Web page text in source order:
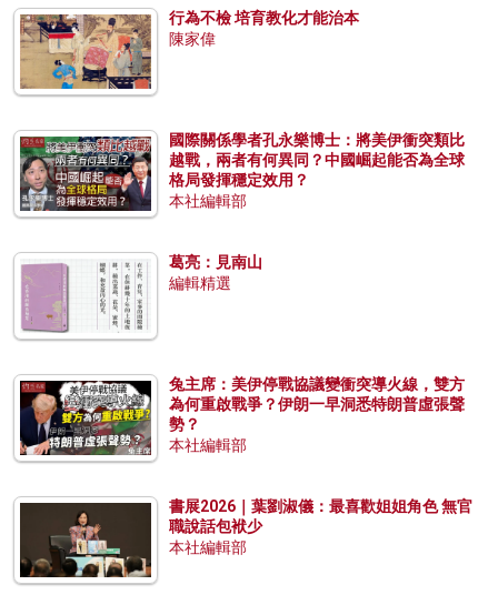
行為不檢 培育教化才能治本
陳家偉
國際關係學者孔永樂博士：將美伊衝突類比
越戰，兩者有何異同？中國崛起能否為全球
格局發揮穩定效用？
本社編輯部
葛亮：見南山
編輯精選
兔主席：美伊停戰協議變衝突導火線，雙方
為何重啟戰爭？伊朗一早洞悉特朗普虛張聲
勢？
本社編輯部
書展2026｜葉劉淑儀：最喜歡姐姐角色 無官
職說話包袱少
本社編輯部